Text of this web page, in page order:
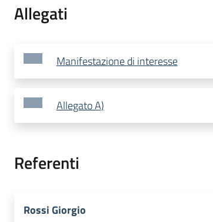
Allegati
Manifestazione di interesse
Allegato A)
Referenti
Rossi Giorgio